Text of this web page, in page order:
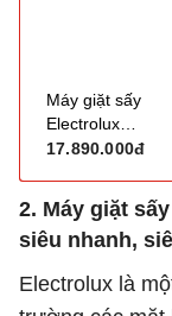
Máy giặt sấy
Electrolux
UltimateCare
(giặt 11kg, sấy
7kg)
17.890.000đ
2. Máy giặt
siêu nhanh,
Electrolux là